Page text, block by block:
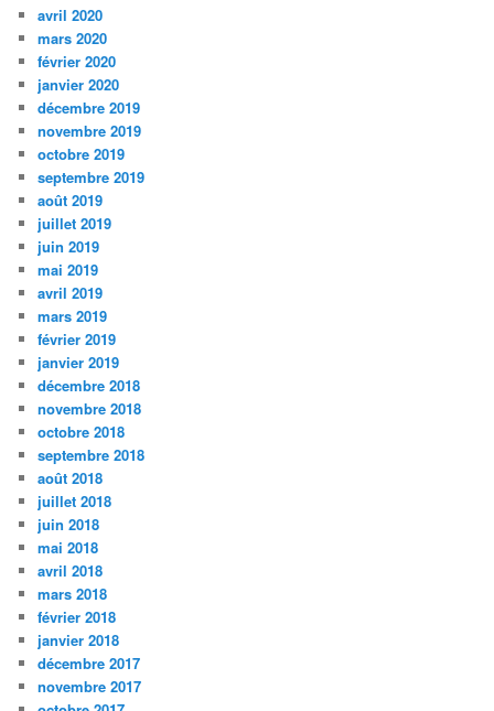
avril 2020
mars 2020
février 2020
janvier 2020
décembre 2019
novembre 2019
octobre 2019
septembre 2019
août 2019
juillet 2019
juin 2019
mai 2019
avril 2019
mars 2019
février 2019
janvier 2019
décembre 2018
novembre 2018
octobre 2018
septembre 2018
août 2018
juillet 2018
juin 2018
mai 2018
avril 2018
mars 2018
février 2018
janvier 2018
décembre 2017
novembre 2017